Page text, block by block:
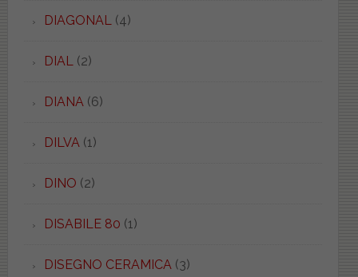
DIAGONAL (4)
DIAL (2)
DIANA (6)
DILVA (1)
DINO (2)
DISABILE 80 (1)
DISEGNO CERAMICA (3)